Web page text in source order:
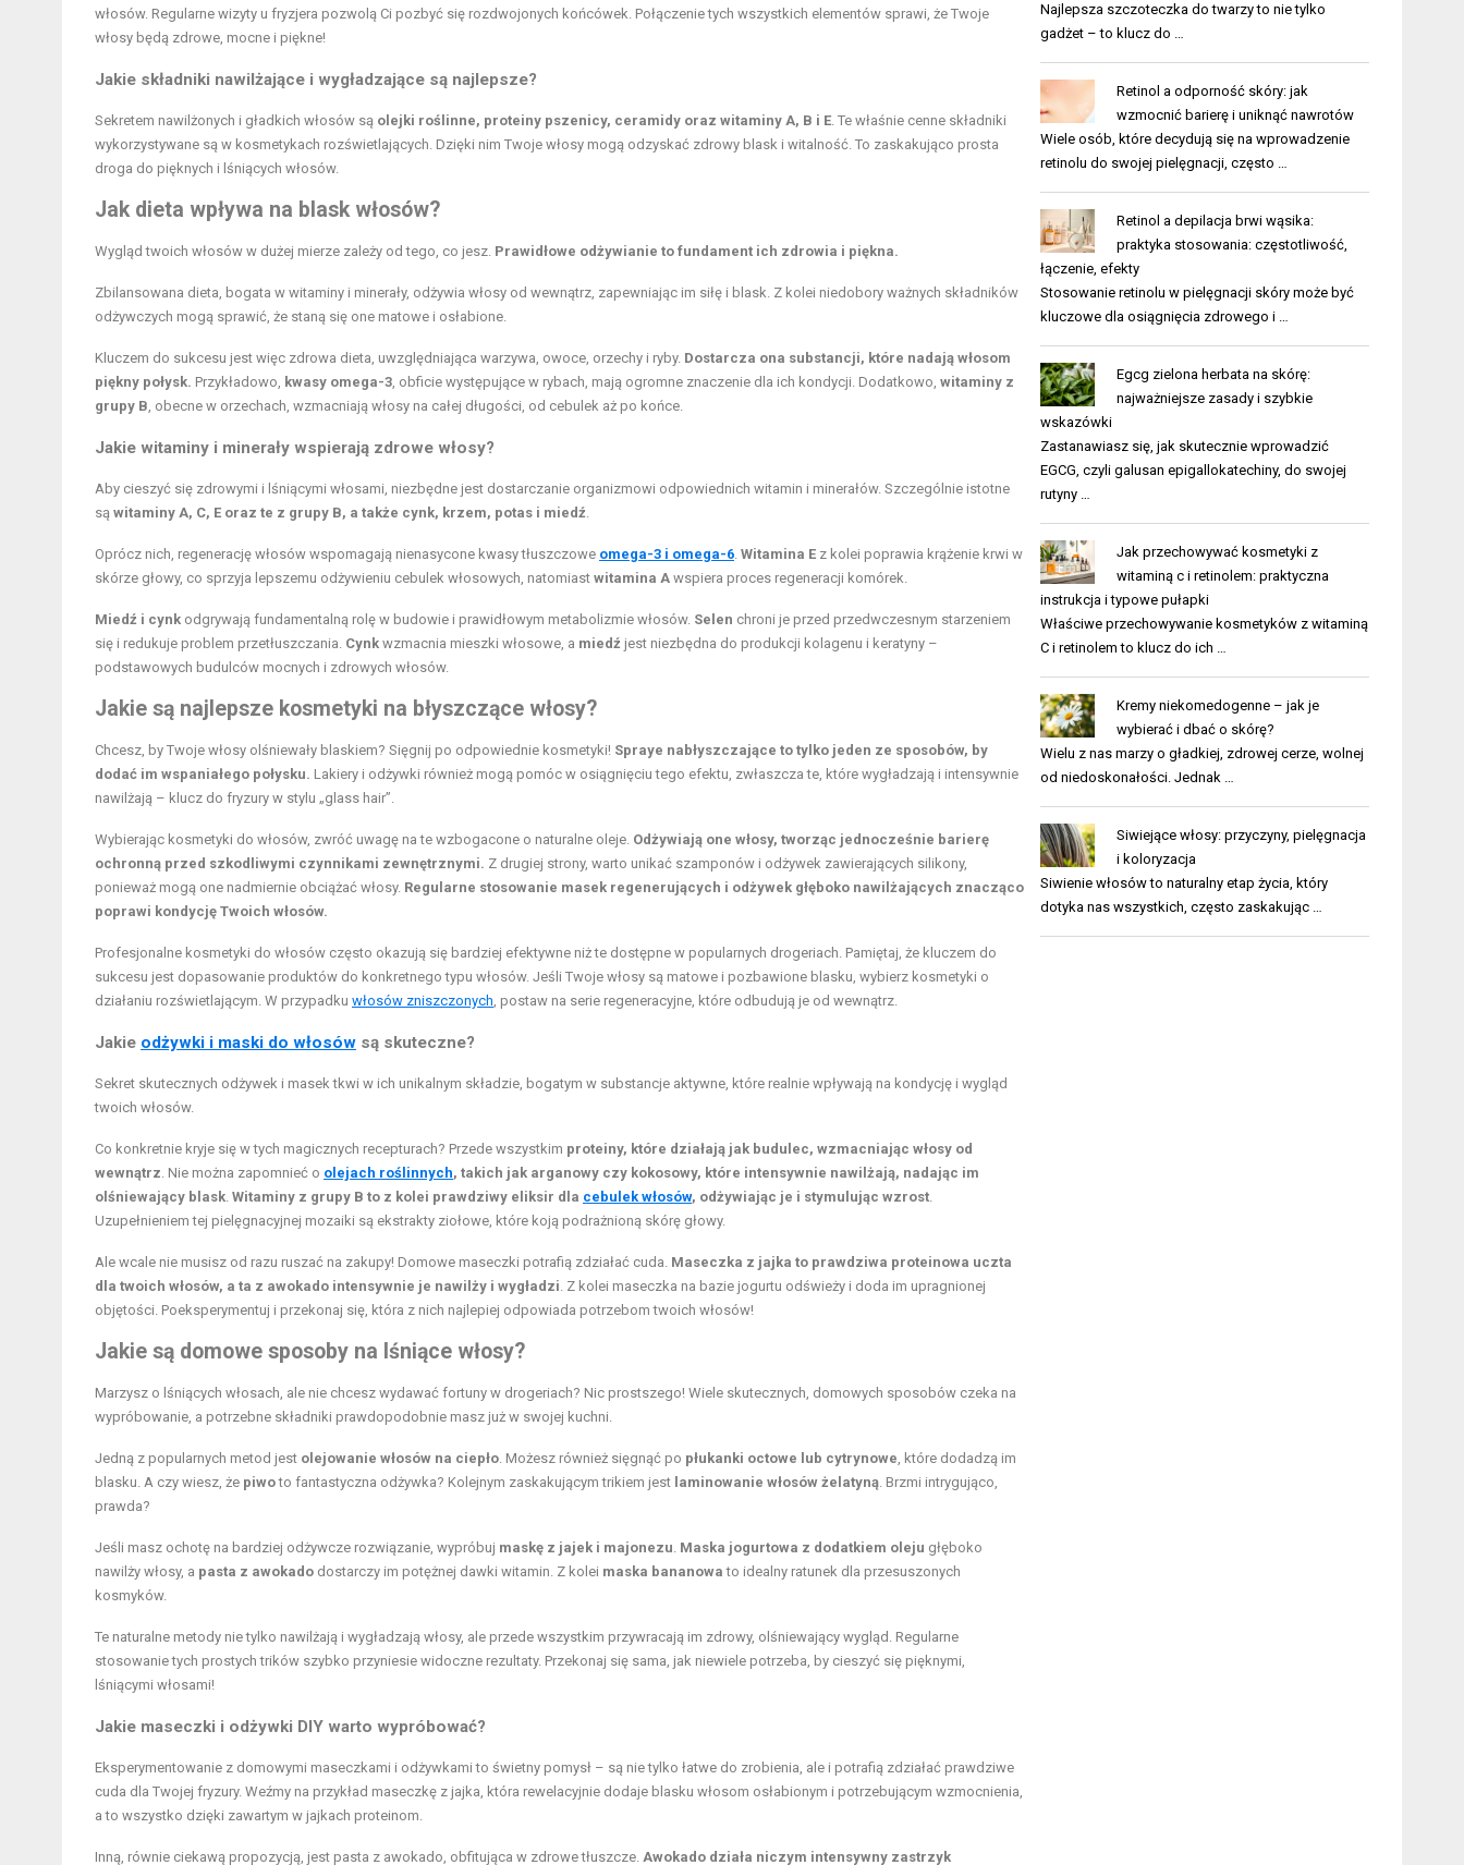
włosów. Regularne wizyty u fryzjera pozwolą Ci pozbyć się rozdwojonych końcówek. Połączenie tych wszystkich elementów sprawi, że Twoje
włosy będą zdrowe, mocne i piękne!
Jakie składniki nawilżające i wygładzające są najlepsze?
Sekretem nawilżonych i gładkich włosów są olejki roślinne, proteiny pszenicy, ceramidy oraz witaminy A, B i E. Te właśnie cenne składniki
wykorzystywane są w kosmetykach rozświetlających. Dzięki nim Twoje włosy mogą odzyskać zdrowy blask i witalność. To zaskakująco prosta
droga do pięknych i lśniących włosów.
Jak dieta wpływa na blask włosów?
Wygląd twoich włosów w dużej mierze zależy od tego, co jesz. Prawidłowe odżywianie to fundament ich zdrowia i piękna.
Zbilansowana dieta, bogata w witaminy i minerały, odżywia włosy od wewnątrz, zapewniając im siłę i blask. Z kolei niedobory ważnych składników
odżywczych mogą sprawić, że staną się one matowe i osłabione.
Kluczem do sukcesu jest więc zdrowa dieta, uwzględniająca warzywa, owoce, orzechy i ryby. Dostarcza ona substancji, które nadają włosom
piękny połysk. Przykładowo, kwasy omega-3, obficie występujące w rybach, mają ogromne znaczenie dla ich kondycji. Dodatkowo, witaminy z
grupy B, obecne w orzechach, wzmacniają włosy na całej długości, od cebulek aż po końce.
Jakie witaminy i minerały wspierają zdrowe włosy?
Aby cieszyć się zdrowymi i lśniącymi włosami, niezbędne jest dostarczanie organizmowi odpowiednich witamin i minerałów. Szczególnie istotne
są witaminy A, C, E oraz te z grupy B, a także cynk, krzem, potas i miedź.
Oprócz nich, regenerację włosów wspomagają nienasycone kwasy tłuszczowe omega-3 i omega-6. Witamina E z kolei poprawia krążenie krwi w
skórze głowy, co sprzyja lepszemu odżywieniu cebulek włosowych, natomiast witamina A wspiera proces regeneracji komórek.
Miedź i cynk odgrywają fundamentalną rolę w budowie i prawidłowym metabolizmie włosów. Selen chroni je przed przedwczesnym starzeniem
się i redukuje problem przetłuszczania. Cynk wzmacnia mieszki włosowe, a miedź jest niezbędna do produkcji kolagenu i keratyny –
podstawowych budulców mocnych i zdrowych włosów.
Jakie są najlepsze kosmetyki na błyszczące włosy?
Chcesz, by Twoje włosy olśniewały blaskiem? Sięgnij po odpowiednie kosmetyki! Spraye nabłyszczające to tylko jeden ze sposobów, by
dodać im wspaniałego połysku. Lakiery i odżywki również mogą pomóc w osiągnięciu tego efektu, zwłaszcza te, które wygładzają i intensywnie
nawilżają – klucz do fryzury w stylu „glass hair”.
Wybierając kosmetyki do włosów, zwróć uwagę na te wzbogacone o naturalne oleje. Odżywiają one włosy, tworząc jednocześnie barierę
ochronną przed szkodliwymi czynnikami zewnętrznymi. Z drugiej strony, warto unikać szamponów i odżywek zawierających silikony,
ponieważ mogą one nadmiernie obciążać włosy. Regularne stosowanie masek regenerujących i odżywek głęboko nawilżających znacząco
poprawi kondycję Twoich włosów.
Profesjonalne kosmetyki do włosów często okazują się bardziej efektywne niż te dostępne w popularnych drogeriach. Pamiętaj, że kluczem do
sukcesu jest dopasowanie produktów do konkretnego typu włosów. Jeśli Twoje włosy są matowe i pozbawione blasku, wybierz kosmetyki o
działaniu rozświetlającym. W przypadku włosów zniszczonych, postaw na serie regeneracyjne, które odbudują je od wewnątrz.
Jakie odżywki i maski do włosów są skuteczne?
Sekret skutecznych odżywek i masek tkwi w ich unikalnym składzie, bogatym w substancje aktywne, które realnie wpływają na kondycję i wygląd
twoich włosów.
Co konkretnie kryje się w tych magicznych recepturach? Przede wszystkim proteiny, które działają jak budulec, wzmacniając włosy od
wewnątrz. Nie można zapomnieć o olejach roślinnych, takich jak arganowy czy kokosowy, które intensywnie nawilżają, nadając im
olśniewający blask. Witaminy z grupy B to z kolei prawdziwy eliksir dla cebulek włosów, odżywiając je i stymulując wzrost.
Uzupełnieniem tej pielęgnacyjnej mozaiki są ekstrakty ziołowe, które koją podrażnioną skórę głowy.
Ale wcale nie musisz od razu ruszać na zakupy! Domowe maseczki potrafią zdziałać cuda. Maseczka z jajka to prawdziwa proteinowa uczta
dla twoich włosów, a ta z awokado intensywnie je nawilży i wygładzi. Z kolei maseczka na bazie jogurtu odświeży i doda im upragnionej
objętości. Poeksperymentuj i przekonaj się, która z nich najlepiej odpowiada potrzebom twoich włosów!
Jakie są domowe sposoby na lśniące włosy?
Marzysz o lśniących włosach, ale nie chcesz wydawać fortuny w drogeriach? Nic prostszego! Wiele skutecznych, domowych sposobów czeka na
wypróbowanie, a potrzebne składniki prawdopodobnie masz już w swojej kuchni.
Jedną z popularnych metod jest olejowanie włosów na ciepło. Możesz również sięgnąć po płukanki octowe lub cytrynowe, które dodadzą im
blasku. A czy wiesz, że piwoto fantastyczna odżywka? Kolejnym zaskakującym trikiem jest laminowanie włosów żelatyną. Brzmi intrygująco,
prawda?
Jeśli masz ochotę na bardziej odżywcze rozwiązanie, wypróbuj maskę z jajek i majonezu. Maska jogurtowa z dodatkiem oleju głęboko
nawilży włosy, a pasta z awokado dostarczy im potężnej dawki witamin. Z kolei maska bananowa to idealny ratunek dla przesuszonych
kosmyków.
Te naturalne metody nie tylko nawilżają i wygładzają włosy, ale przede wszystkim przywracają im zdrowy, olśniewający wygląd. Regularne
stosowanie tych prostych trików szybko przyniesie widoczne rezultaty. Przekonaj się sama, jak niewiele potrzeba, by cieszyć się pięknymi,
lśniącymi włosami!
Jakie maseczki i odżywki DIY warto wypróbować?
Eksperymentowanie z domowymi maseczkami i odżywkami to świetny pomysł – są nie tylko łatwe do zrobienia, ale i potrafią zdziałać prawdziwe
cuda dla Twojej fryzury. Weźmy na przykład maseczkę z jajka, która rewelacyjnie dodaje blasku włosom osłabionym i potrzebującym wzmocnienia,
a to wszystko dzięki zawartym w jajkach proteinom.
Inną, równie ciekawą propozycją, jest pasta z awokado, obfitująca w zdrowe tłuszcze. Awokado działa niczym intensywny zastrzyk
Najlepsza szczoteczka do twarzy to nie tylko
gadżet – to klucz do …
Retinol a odporność skóry: jak
wzmocnić barierę i uniknąć nawrotów
Wiele osób, które decydują się na wprowadzenie
retinolu do swojej pielęgnacji, często …
Retinol a depilacja brwi wąsika:
praktyka stosowania: częstotliwość,
łączenie, efekty
Stosowanie retinolu w pielęgnacji skóry może być
kluczowe dla osiągnięcia zdrowego i …
Egcg zielona herbata na skórę:
najważniejsze zasady i szybkie
wskazówki
Zastanawiasz się, jak skutecznie wprowadzić
EGCG, czyli galusan epigallokatechiny, do swojej
rutyny …
Jak przechowywać kosmetyki z
witaminą c i retinolem: praktyczna
instrukcja i typowe pułapki
Właściwe przechowywanie kosmetyków z witaminą
C i retinolem to klucz do ich …
Kremy niekomedogenne – jak je
wybierać i dbać o skórę?
Wielu z nas marzy o gładkiej, zdrowej cerze, wolnej
od niedoskonałości. Jednak …
Siwiejące włosy: przyczyny, pielęgnacja
i koloryzacja
Siwienie włosów to naturalny etap życia, który
dotyka nas wszystkich, często zaskakując …